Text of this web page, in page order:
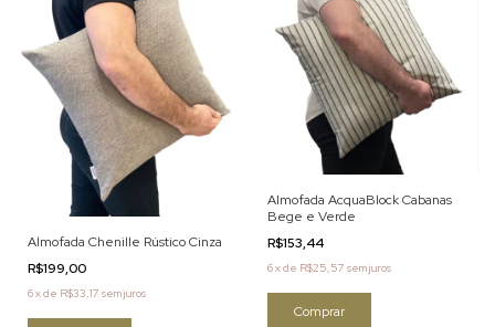
Almofada Chenille Rústico Cinza
R$199,00
6xde R$33,17 sem juros
Almofada AcquaBlock Cabanas
Bege e Verde
R$153,44
6xde R$25,57 sem juros